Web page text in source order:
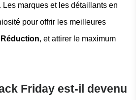
Les marques et les détaillants en
pour offrir les meilleures
, et attirer le maximum
Friday est-il devenu